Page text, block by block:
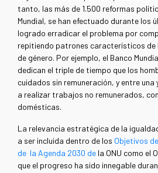
tanto, las más de 1.500 reformas
Mundial, se han efectuado durante los
logrado erradicar el problema por
repitiendo patrones característicos de
de género. Por ejemplo, el Banco
dedican el triple de tiempo que los
cuidados sin remuneración, y entre una
a realizar trabajos no remunerados,
domésticas.
La relevancia estratégica de la
a ser incluida dentro de los Objetivos
de la Agenda 2030 de la ONU como el
que el progreso ha sido innegable